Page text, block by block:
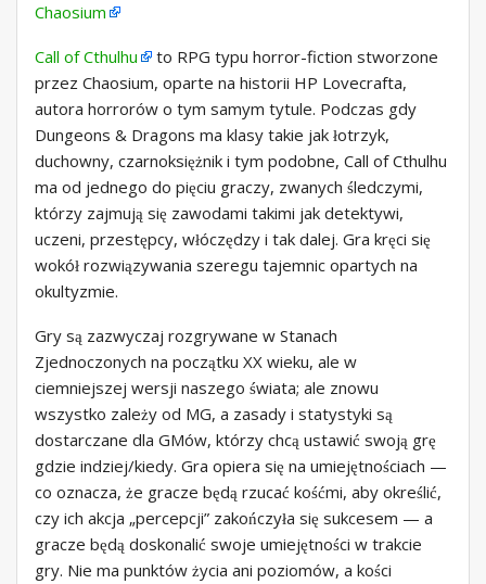
Chaosium
Call of Cthulhu
to RPG typu horror-fiction stworzone
przez Chaosium, oparte na historii HP Lovecrafta,
autora horrorów o tym samym tytule. Podczas gdy
Dungeons & Dragons ma klasy takie jak łotrzyk,
duchowny, czarnoksiężnik i tym podobne, Call of Cthulhu
ma od jednego do pięciu graczy, zwanych śledczymi,
którzy zajmują się zawodami takimi jak detektywi,
uczeni, przestępcy, włóczędzy i tak dalej. Gra kręci się
wokół rozwiązywania szeregu tajemnic opartych na
okultyzmie.
Gry są zazwyczaj rozgrywane w Stanach
Zjednoczonych na początku XX wieku, ale w
ciemniejszej wersji naszego świata; ale znowu
wszystko zależy od MG, a zasady i statystyki są
dostarczane dla GMów, którzy chcą ustawić swoją grę
gdzie indziej/kiedy. Gra opiera się na umiejętnościach —
co oznacza, że ​​gracze będą rzucać kośćmi, aby określić,
czy ich akcja „percepcji” zakończyła się sukcesem — a
gracze będą doskonalić swoje umiejętności w trakcie
gry. Nie ma punktów życia ani poziomów, a kości